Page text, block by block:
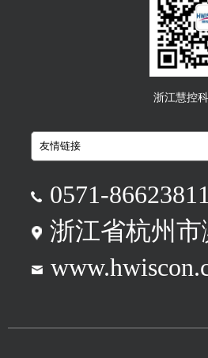
浙江慧控
0571-
浙江省杭州市